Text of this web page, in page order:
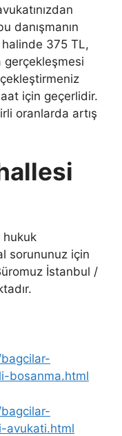
danışmanın
375 TL,
gerçekleşmesi
için geçerlidir.
oranlarda artış
hukuk
sorununuz için
İstanbul /
bosanma.html
avukati.html